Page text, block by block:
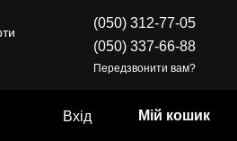
(050) 312-77-05
(050) 337-66-88
Передзвонити вам?
Вхід Мій кошик